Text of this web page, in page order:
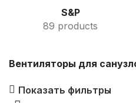
S&P
89 products
Вентиляторы для
Показать фильтры